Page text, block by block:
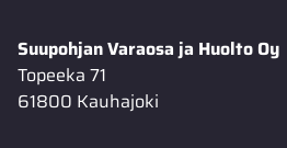
Suupohjan Varaosa ja Huolto Oy
Topeeka 71
61800 Kauhajoki